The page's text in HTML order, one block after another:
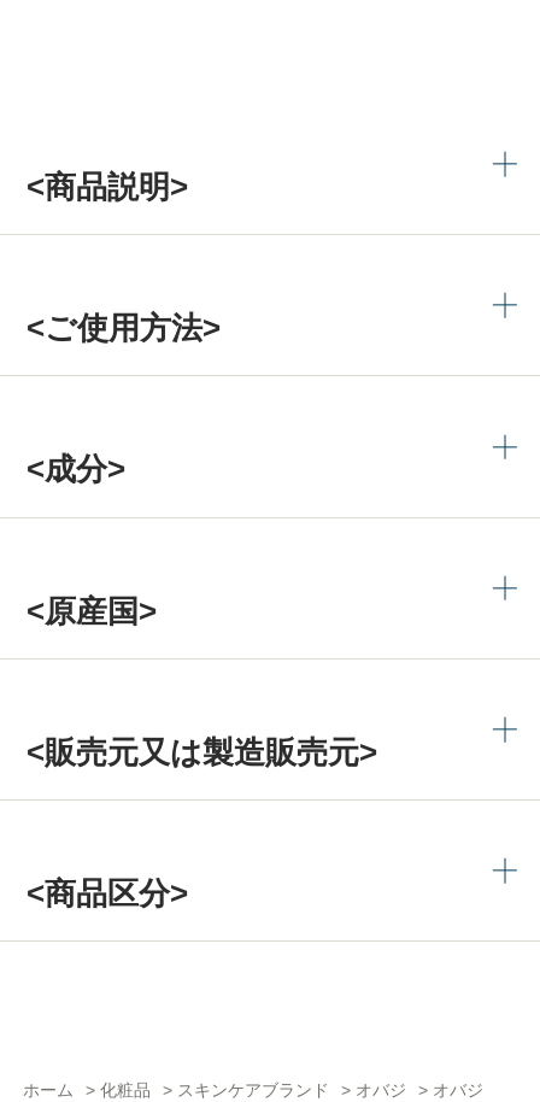
<商品説明>
<ご使用方法>
<成分>
<原産国>
<販売元又は製造販売元>
<商品区分>
ホーム >化粧品 > スキンケアブランド > オバジ > オバジ